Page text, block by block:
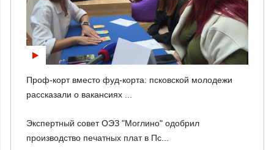
Проф-корт вместо фуд-корта: псковской молодежи
рассказали о вакансиях ...
Экспертный совет ОЭЗ "Моглино" одобрил
производство печатных плат в Пс...